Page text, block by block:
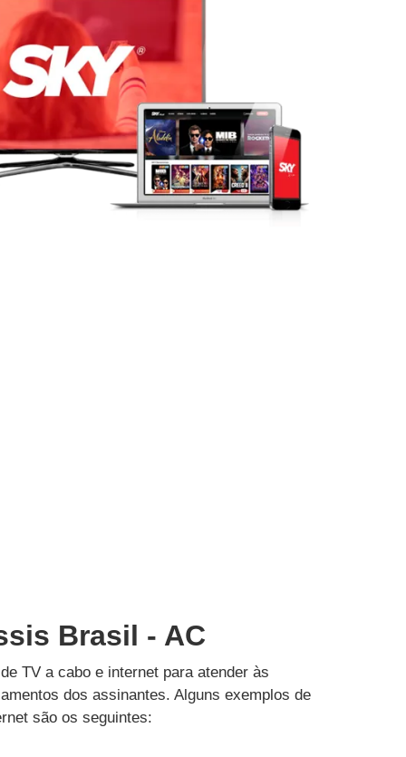
Brasil - AC
TV a cabo e internet para atender às
dos assinantes. Alguns exemplos de
são os seguintes: